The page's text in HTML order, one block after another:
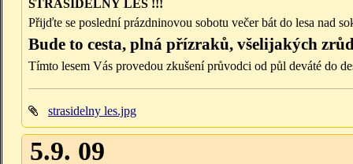
STRAŠIDELNÝ LES !!!
Přijďte se poslední prázdninovou sobotu večer bát do lesa nad
Bude to cesta, plná přízraků, všelijakých
Tímto lesem Vás provedou zkušení průvodci od půl deváté do
strasidelny les.jpg
5.9. 09